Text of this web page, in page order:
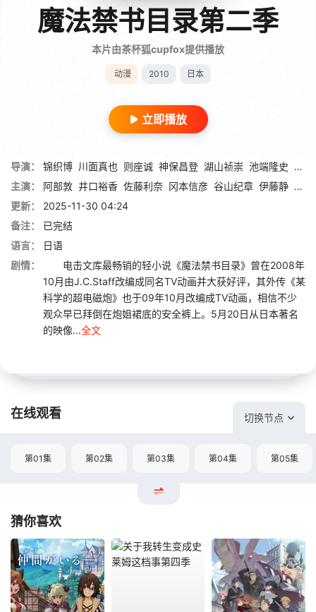
魔法禁书目录第二季
本片由茶杯狐cupfox提供播放
动漫 2010 日本
立即播放
导演： 锦织博 川面真也 则座诚 神保昌登 湖山祯崇 池端隆史 德
主演：
阿部敦 井口裕香 佐藤利奈 冈本信彦 谷山纪章 伊藤静 古
更新：
2025-11-30 04:24
备注：
已完结
语言：
日语
剧情：
电击文库最畅销的轻小说《魔法禁书目录》曾在2008年
10月由J.C.Staff改编成同名TV动画并大获好评，其外传《某
科学的超电磁炮》也于09年10月改编成TV动画，相信不少
观众早已拜倒在炮姐裙底的安全裤上。5月20日从日本著名
的映像...全文
在线观看 切换节点
第01集 第02集 第03集 第04集 第05集
猜你喜欢